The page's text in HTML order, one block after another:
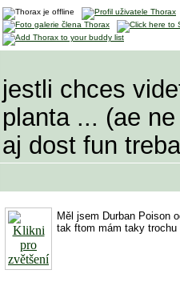
jestli chces
planta ... (ae
aj dost fun
Měl jsem Durban Poison
tak ftom mám taky trochu